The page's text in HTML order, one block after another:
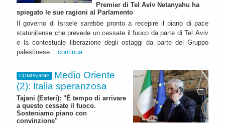
Premier di Tel Aviv Netanyahu ha
spiegato le sue ragioni al Parlamento
Il governo di Israele sarebbe pronto a recepire il piano di pace
statunitense che prevede un cessate il fuoco da parte di Tel Aviv
e la contestuale liberazione degli ostaggi da parte del Gruppo
palestinese... continua
COMPAGNIE
Medio Oriente
(2): Italia speranzosa
Tajani (Esteri): "È tempo di arrivare
a questo cessate il fuoco.
Sosteniamo piano con
convinzione"